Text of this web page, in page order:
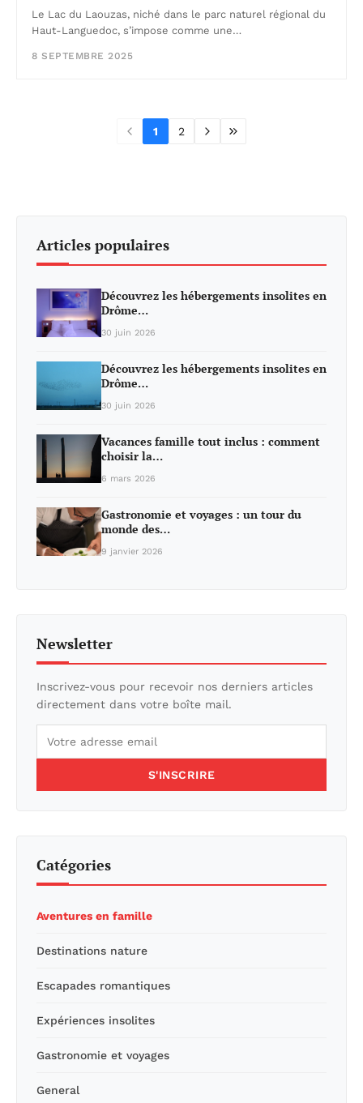
Le Lac du Laouzas, niché dans le parc naturel régional du
Haut-Languedoc, s’impose comme une…
8 SEPTEMBRE 2025
1 2
Articles populaires
Découvrez les hébergements insolites en
Drôme…
30 juin 2026
Découvrez les hébergements insolites en
Drôme…
30 juin 2026
Vacances famille tout inclus : comment
choisir la…
6 mars 2026
Gastronomie et voyages : un tour du
monde des…
9 janvier 2026
Newsletter
Inscrivez-vous pour recevoir nos derniers articles
directement dans votre boîte mail.
S'INSCRIRE
Catégories
Aventures en famille
Destinations nature
Escapades romantiques
Expériences insolites
Gastronomie et voyages
General